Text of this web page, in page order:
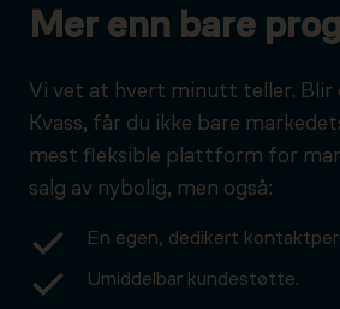
Mer enn bare
Vi vet at hvert minutt teller. Blir
Kvass, får du ikke bare
mest fleksible plattform for
salg av nybolig, men også:
En egen, dedikert
Umiddelbar kundestøtte.